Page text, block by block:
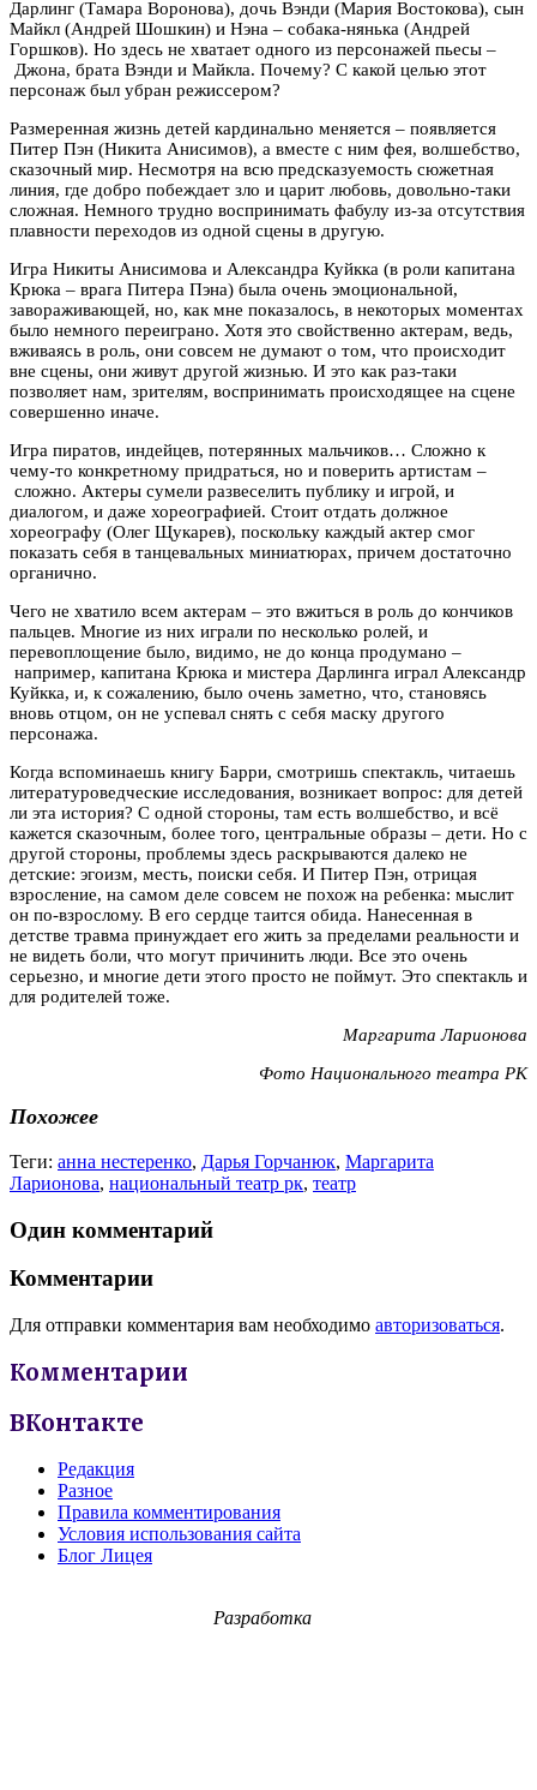
Дарлинг (Тамара Воронова), дочь Вэнди (Мария Востокова), сын
Майкл (Андрей Шошкин) и Нэна – собака-нянька (Андрей
Горшков). Но здесь не хватает одного из персонажей пьесы –
Джона, брата Вэнди и Майкла. Почему? С какой целью этот
персонаж был убран режиссером?
Размеренная жизнь детей кардинально меняется – появляется
Питер Пэн (Никита Анисимов), а вместе с ним фея, волшебство,
сказочный мир. Несмотря на всю предсказуемость сюжетная
линия, где добро побеждает зло и царит любовь, довольно-таки
сложная. Немного трудно воспринимать фабулу из-за отсутствия
плавности переходов из одной сцены в другую.
Игра Никиты Анисимова и Александра Куйкка (в роли капитана
Крюка – врага Питера Пэна) была очень эмоциональной,
завораживающей, но, как мне показалось, в некоторых моментах
было немного переиграно. Хотя это свойственно актерам, ведь,
вживаясь в роль, они совсем не думают о том, что происходит
вне сцены, они живут другой жизнью. И это как раз-таки
позволяет нам, зрителям, воспринимать происходящее на сцене
совершенно иначе.
Игра пиратов, индейцев, потерянных мальчиков… Сложно к
чему-то конкретному придраться, но и поверить артистам –
сложно. Актеры сумели развеселить публику и игрой, и
диалогом, и даже хореографией. Стоит отдать должное
хореографу (Олег Щукарев), поскольку каждый актер смог
показать себя в танцевальных миниатюрах, причем достаточно
органично.
Чего не хватило всем актерам – это вжиться в роль до кончиков
пальцев. Многие из них играли по несколько ролей, и
перевоплощение было, видимо, не до конца продумано –
например, капитана Крюка и мистера Дарлинга играл Александр
Куйкка, и, к сожалению, было очень заметно, что, становясь
вновь отцом, он не успевал снять с себя маску другого
персонажа.
Когда вспоминаешь книгу Барри, смотришь спектакль, читаешь
литературоведческие исследования, возникает вопрос: для детей
ли эта история? С одной стороны, там есть волшебство, и всё
кажется сказочным, более того, центральные образы – дети. Но с
другой стороны, проблемы здесь раскрываются далеко не
детские: эгоизм, месть, поиски себя. И Питер Пэн, отрицая
взросление, на самом деле совсем не похож на ребенка: мыслит
он по-взрослому. В его сердце таится обида. Нанесенная в
детстве травма принуждает его жить за пределами реальности и
не видеть боли, что могут причинить люди. Все это очень
серьезно, и многие дети этого просто не поймут. Это спектакль и
для родителей тоже.
Маргарита Ларионова
Фото Национального театра РК
Похожее
Теги: анна нестеренко, Дарья Горчанюк, Маргарита
Ларионова, национальный театр рк, театр
Один комментарий
Комментарии
Для отправки комментария вам необходимо авторизоваться.
Комментарии
ВКонтакте
Редакция
Разное
Правила комментирования
Условия использования сайта
Блог Лицея
Разработка